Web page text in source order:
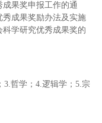
果奖申报工作的通
成果奖励办法及实施
学研究优秀成果奖的
3.哲学；4.逻辑学；5.宗